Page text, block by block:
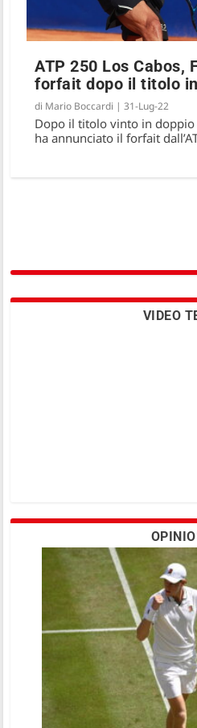
ATP 250 Los Cabos,
forfait dopo il titolo
di Mario Boccardi |31-Lug-22
Dopo il titolo vinto in doppio
ha annunciato il forfait
VIDEO